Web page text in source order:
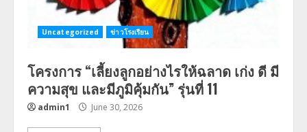
Uncategorized ข่าวโรงเรียน
โครงการ “เลี้ยงลูกอย่างไรให้ฉลาด เก่ง ดี มี
ความสุข และมีภูมิคุ้มกัน” รุ่นที่ 11
admin1 June 30, 2026